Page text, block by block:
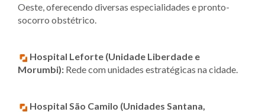
Oeste, oferecendo diversas especialidades e pronto-
socorro obstétrico.
Hospital Leforte (Unidade Liberdade e
Morumbi): Rede com unidades estratégicas na cidade.
Hospital São Camilo (Unidades Santana,